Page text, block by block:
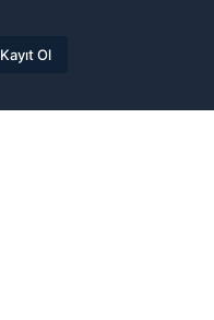
Kayıt Ol